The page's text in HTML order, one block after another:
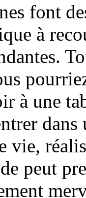
font
à
à une
vie,
peut